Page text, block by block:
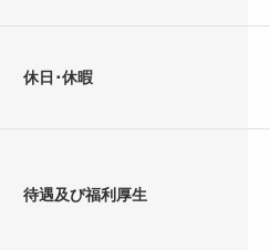
休日･休暇
待遇及び福利厚生